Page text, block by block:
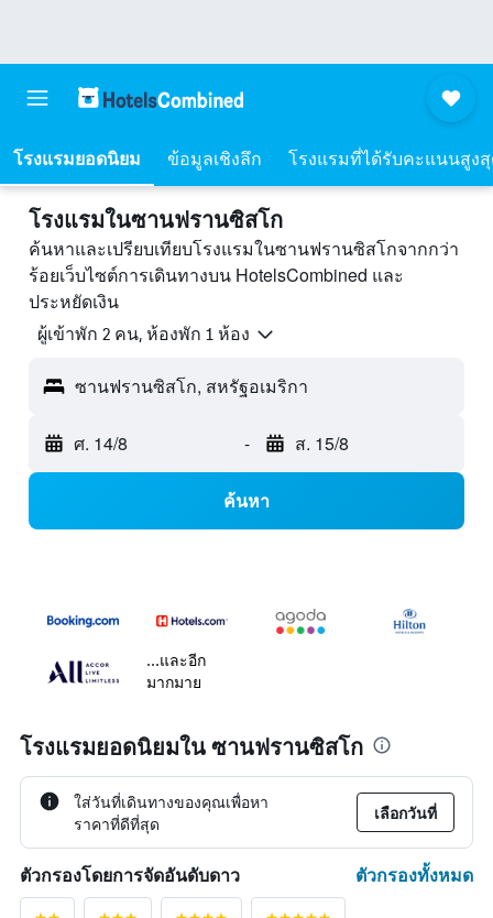
โรงแรมยอดนิยม ข้อมูลเชิงลึก โรงแรมที่ได้รับคะแนนสูง
โรงแรมในซานฟรานซิสโก
ค้นหาและเปรียบเทียบโรงแรมในซานฟรานซิสโกจากกว่า
ร้อยเว็บไซต์การเดินทางบน HotelsCombined และ
ประหยัดเงิน
ผู้เข้าพัก 2 คน, ห้องพัก 1 ห้อง
ซานฟรานซิสโก, สหรัฐอเมริกา
ศ. 14/8 - ส. 15/8
ค้นหา
...และอีก
มากมาย
โรงแรมยอดนิยมใน ซานฟรานซิสโก
ใส่วันที่เดินทางของคุณเพื่อหา
ราคาที่ดีที่สุด
เลือกวันที่
ตัวกรองโดยการจัดอันดับดาว ตัวกรองทั้งหมด